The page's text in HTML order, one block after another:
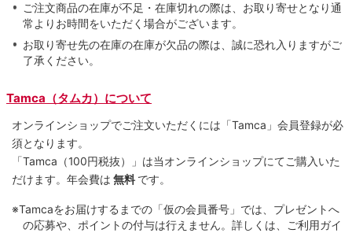
ご注文商品の在庫が不足・在庫切れの際は、お取り寄せとなり通
常よりお時間をいただく場合がございます。
お取り寄せ先の在庫の在庫が欠品の際は、誠に恐れ入りますがご
了承ください。
Tamca（タムカ）について
オンラインショップでご注⽂いただくには「Tamca」会員登録が必
須となります。
「Tamca （100円税抜）
」は当オンラインショップにてご購⼊いた
だけます。 年会費は 無料 です。
※Tamcaをお届けするまでの「仮の会員番号」では、プレゼントへ
の応募や、ポイントの付与は⾏えません。詳しくは、ご利⽤ガイ